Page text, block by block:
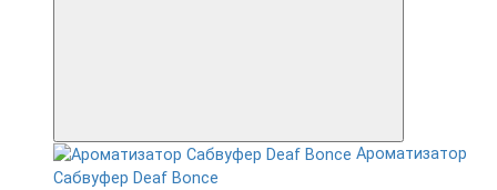
Ароматизатор
Сабвуфер Deaf Bonce